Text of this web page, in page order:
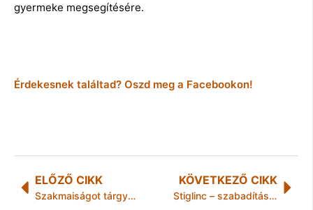
gyermeke megsegítésére.
Érdekesnek találtad? Oszd meg a Facebookon!
ELŐZŐ CIKK
Szakmaiságot tárgyaltak a workshop-on résztvevők
KÖVETKEZŐ CIKK
Stiglinc – szabadítás Ózdon